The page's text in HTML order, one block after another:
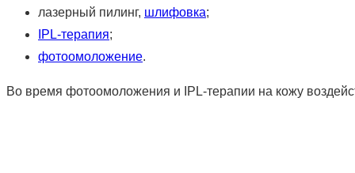
лазерный пилинг, шлифовка;
IPL-терапия;
фотоомоложение.
Во время фотоомоложения и IPL-терапии на кожу